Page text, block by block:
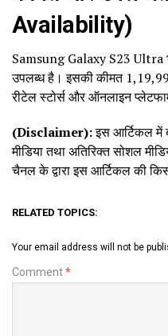
Availability)
Samsung Galaxy S23 Ultra
उपलब्ध है। इसकी कीमत
रीटेल स्टोर्स और ऑनलाइन
(Disclaimer):इस आर्टिकल में
मीडिया तथा अतिरिक्त सोशल
चैनल के द्वारा इस आर्टिकल की
RELATED TOPICS:
Your email address will not be
Comment*